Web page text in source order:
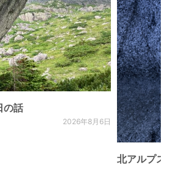
の話
2026年8月6日
北アルプ